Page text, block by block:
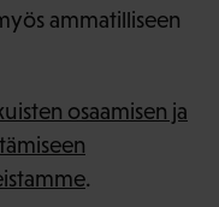
ammatilliseen
osaamisen ja
.